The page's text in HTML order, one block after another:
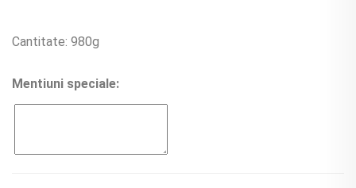
Cantitate: 980g
Mentiuni speciale: